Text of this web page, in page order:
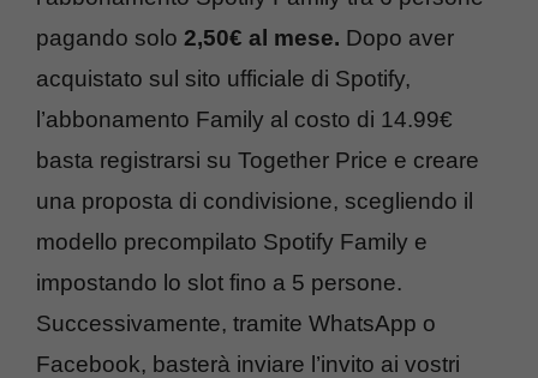
pagando solo 2,50€ al mese. Dopo aver
acquistato sul sito ufficiale di Spotify,
l’abbonamento Family al costo di 14.99€
basta registrarsi su Together Price e creare
una proposta di condivisione, scegliendo il
modello precompilato Spotify Family e
impostando lo slot fino a 5 persone.
Successivamente, tramite WhatsApp o
Facebook, basterà inviare l’invito ai vostri